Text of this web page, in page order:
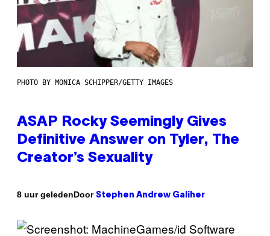
PHOTO BY MONICA SCHIPPER/GETTY IMAGES
ASAP Rocky Seemingly Gives
Definitive Answer on Tyler, The
Creator’s Sexuality
8 uur geledenDoor Stephen Andrew Galiher